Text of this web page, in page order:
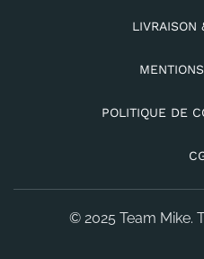
LIVRAISON
POLITIQUE DE
© 2025 Team Mike.